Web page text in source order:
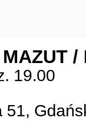
/
19.00
51,